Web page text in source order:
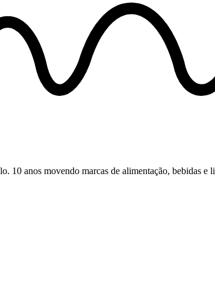
10 anos movendo marcas de alimentação, bebidas e